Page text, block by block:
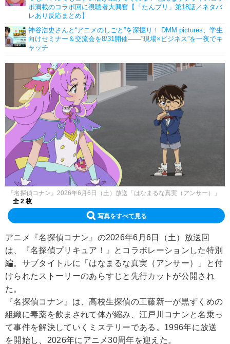
ボ満載のコラボ回に視聴者大興奮【「たんプリ」第18話／ネタバ
レあり反応まとめ】
神谷浩史さんと“アニメのしごと”を深掘り！ DMM pictures、学生
向けセミナー＆交流会を8/31開催――“現場×ビジネス”を一夜でキ
ャッチ
『名探偵コナン』2026年6月6日（土）放送「はなまるな真実（アンサー）」
全 2 枚
写真をすべて見る
アニメ『名探偵コナン』の2026年6月6日（土）放送回
は、『名探偵プリキュア！』とコラボレーションした特別
編。サブタイトルに「はなまるな真実（アンサー）」と付
けられたストーリーのあらすじと先行カットが公開され
た。
『名探偵コナン』は、高校生探偵の工藤新一が黒ずくめの
組織に毒薬を飲まされて体が縮み、江戸川コナンと名乗っ
て事件を解決していくミステリーである。1996年に放送
を開始し、2026年にアニメ30周年を迎えた。